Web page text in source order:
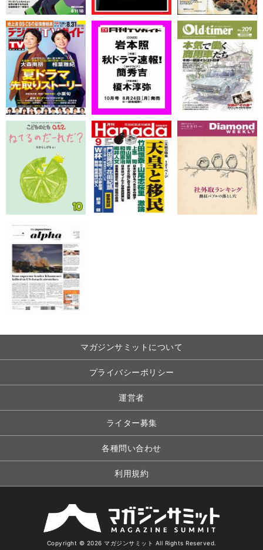
マガジンサミットについて
プライバシーポリシー
運営者
ライター募集
各種問い合わせ
利用規約
Copyright © 2026 マガジンサミット All Rights Reserved.